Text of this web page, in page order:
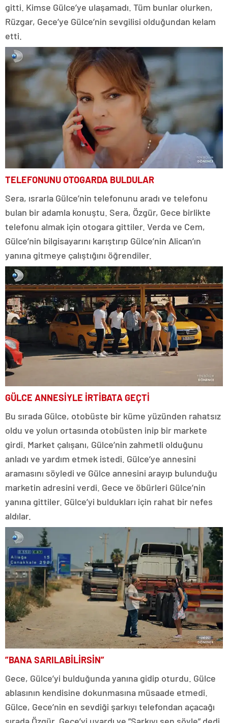
gitti. Kimse Gülce’ye ulaşamadı. Tüm bunlar olurken,
Rüzgar, Gece’ye Gülce’nin sevgilisi olduğundan kelam
etti.
TELEFONUNU OTOGARDA BULDULAR
Sera, ısrarla Gülce’nin telefonunu aradı ve telefonu
bulan bir adamla konuştu. Sera, Özgür, Gece birlikte
telefonu almak için otogara gittiler. Verda ve Cem,
Gülce’nin bilgisayarını karıştırıp Gülce’nin Alican’ın
yanına gitmeye çalıştığını öğrendiler.
GÜLCE ANNESİYLE İRTİBATA GEÇTİ
Bu sırada Gülce, otobüste bir küme yüzünden rahatsız
oldu ve yolun ortasında otobüsten inip bir markete
girdi. Market çalışanı, Gülce’nin zahmetli olduğunu
anladı ve yardım etmek istedi. Gülce’ye annesini
aramasını söyledi ve Gülce annesini arayıp bulunduğu
marketin adresini verdi. Gece ve öbürleri Gülce’nin
yanına gittiler. Gülce’yi buldukları için rahat bir nefes
aldılar.
”BANA SARILABİLİRSİN”
Gece, Gülce’yi bulduğunda yanına gidip oturdu. Gülce
ablasının kendisine dokunmasına müsaade etmedi.
Gülce, Gece’nin en sevdiği şarkıyı telefondan açacağı